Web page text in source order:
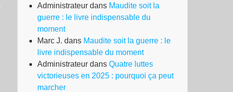
Administrateur dans Maudite soit la
guerre : le livre indispensable du
moment
Marc J. dans Maudite soit la guerre : le
livre indispensable du moment
Administrateur dans Quatre luttes
victorieuses en 2025 : pourquoi ça peut
marcher